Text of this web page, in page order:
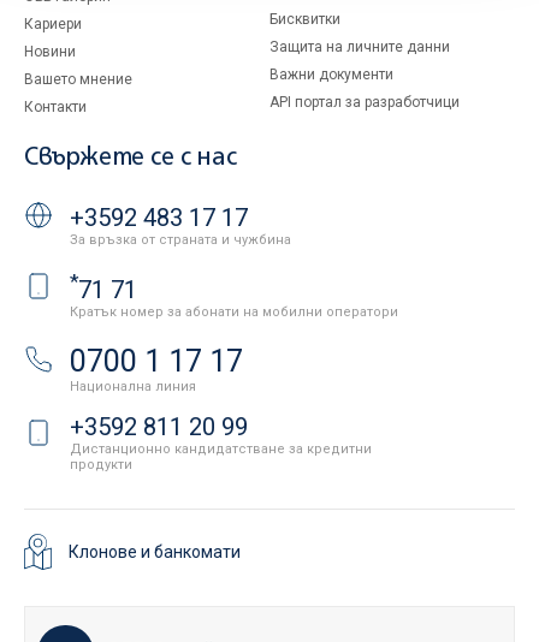
Кариери
Новини
Вашето мнение
Контакти
Бисквитки
Защита на личните данни
Важни документи
API портал за разработчици
Свържете се с нас
+3592 483 17 17
За връзка от страната и чужбина
*71 71
Кратък номер за абонати на мобилни оператори
0700 1 17 17
Национална линия
+3592 811 20 99
Дистанционно кандидатстване за кредитни
продукти
Клонове и банкомати